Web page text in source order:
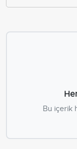
Bu içerik